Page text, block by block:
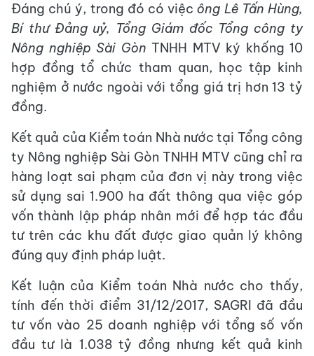
Đáng chú ý, trong đó có việc ông Lê Tấn Hùng,
Bí thư Đảng uỷ, Tổng Giám đốc Tổng công ty
Nông nghiệp Sài Gòn TNHH MTV ký khống 10
hợp đồng tổ chức tham quan, học tập kinh
nghiệm ở nước ngoài với tổng giá trị hơn 13 tỷ
đồng.
Kết quả của Kiểm toán Nhà nước tại Tổng công
ty Nông nghiệp Sài Gòn TNHH MTV cũng chỉ ra
hàng loạt sai phạm của đơn vị này trong việc
sử dụng sai 1.900 ha đất thông qua việc góp
vốn thành lập pháp nhân mới để hợp tác đầu
tư trên các khu đất được giao quản lý không
đúng quy định pháp luật.
Kết luận của Kiểm toán Nhà nước cho thấy,
tính đến thời điểm 31/12/2017, SAGRI đã đầu
tư vốn vào 25 doanh nghiệp với tổng số vốn
đầu tư là 1.038 tỷ đồng nhưng kết quả kinh